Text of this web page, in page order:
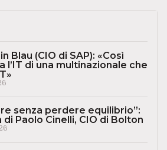
Blau (CIO di SAP): «Così
l’IT di una multinazionale che
senza perdere equilibrio”:
di Paolo Cinelli, CIO di Bolton